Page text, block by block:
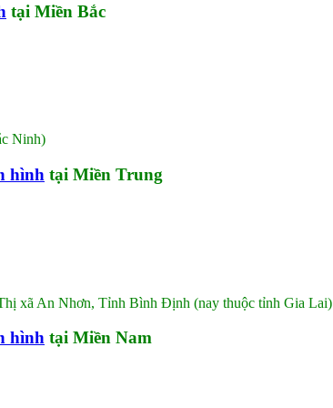
tại Miền Bắc
Ninh)
hình tại Miền Trung
xã An Nhơn, Tỉnh Bình Định (nay thuộc tỉnh Gia Lai)
hình tại Miền Nam